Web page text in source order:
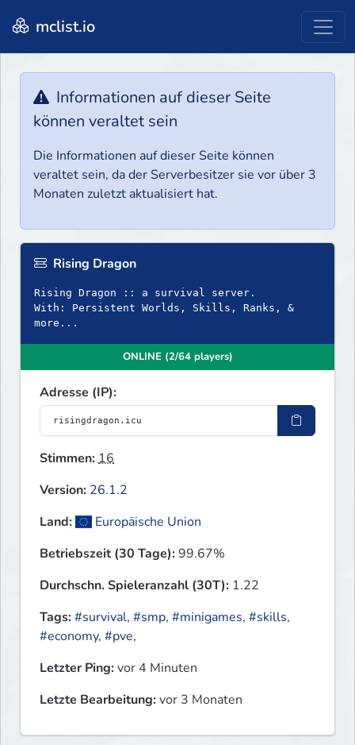
mclist.io
Informationen auf dieser Seite
können veraltet sein
Die Informationen auf dieser Seite können
veraltet sein, da der Serverbesitzer sie vor über 3
Monaten zuletzt aktualisiert hat.
Rising Dragon
Rising Dragon :: a survival server.
With: Persistent Worlds, Skills, Ranks, &
more...
ONLINE (2/64 players)
Adresse (IP):
Stimmen:16
Version: 26.1.2
Land:
Europäische Union
Betriebszeit (30 Tage):99.67%
Durchschn. Spieleranzahl (30T): 1.22
Tags:#survival, #smp, #minigames, #skills,
#economy, #pve,
Letzter Ping:vor 4 Minuten
Letzte Bearbeitung:vor 3 Monaten